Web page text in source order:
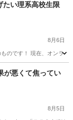
たい理系高校生限
8月6日
のです！ 現在、オンラ
が悪くて焦ってい
8月5日